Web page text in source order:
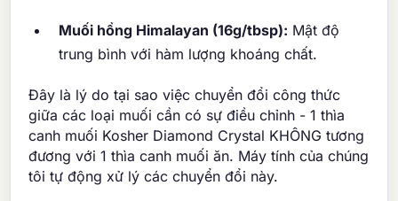
Muối hồng Himalayan (16g/tbsp): Mật độ
trung bình với hàm lượng khoáng chất.
Đây là lý do tại sao việc chuyển đổi công thức
giữa các loại muối cần có sự điều chỉnh - 1 thìa
canh muối Kosher Diamond Crystal KHÔNG tương
đương với 1 thìa canh muối ăn. Máy tính của chúng
tôi tự động xử lý các chuyển đổi này.